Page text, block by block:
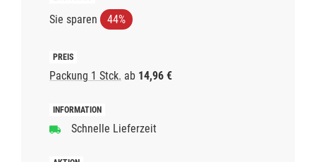
Sie sparen 44%
Packung 1 Stck. ab 14,96 €
Schnelle Lieferzeit